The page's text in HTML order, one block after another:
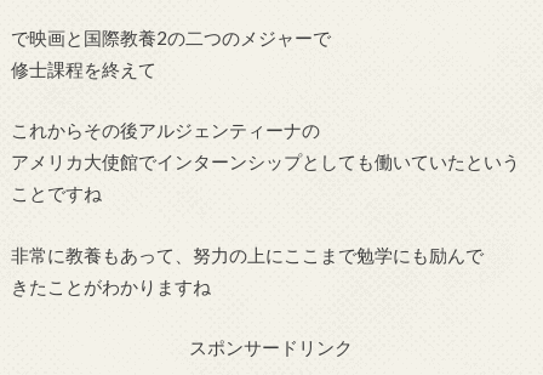
で映画と国際教養2の二つのメジャーで
修士課程を終えて
これからその後アルジェンティーナの
アメリカ大使館でインターンシップとしても働いていたという
ことですね
非常に教養もあって、努力の上にここまで勉学にも励んで
きたことがわかりますね
スポンサードリンク